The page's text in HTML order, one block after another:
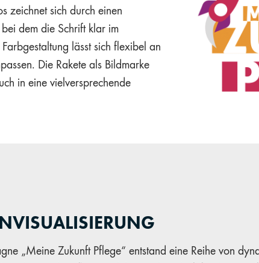
zeichnet sich durch einen
dem die Schrift klar im
lässt sich flexibel an
Die Rakete als Bildmarke
in eine vielversprechende
„Meine Zukunft Pflege“ entstand eine Reihe von